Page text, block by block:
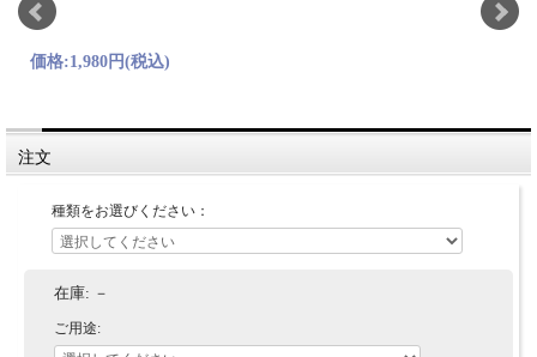
価格:1,980円(税込)
注文
種類をお選びください：
在庫: －
ご用途: